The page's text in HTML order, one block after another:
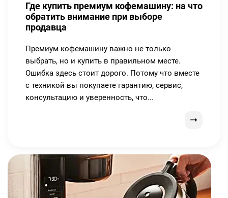
Где купить премиум кофемашину: на что
обратить внимание при выборе
продавца
Премиум кофемашину важно не только
выбрать, но и купить в правильном месте.
Ошибка здесь стоит дорого. Потому что вместе
с техникой вы покупаете гарантию, сервис,
консультацию и уверенность, что...